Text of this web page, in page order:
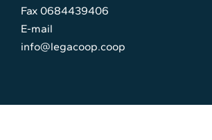
Fax 0684439406
E-mail
info@legacoop.coop